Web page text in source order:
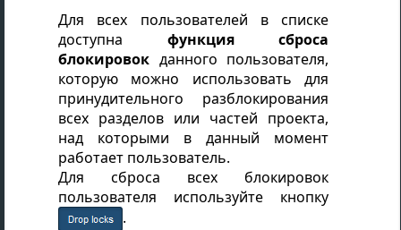
Для всех пользователей в списке
доступна функция сброса
блокировок данного пользователя,
которую можно использовать для
принудительного разблокирования
всех разделов или частей проекта,
над которыми в данный момент
работает пользователь.
Для сброса всех блокировок
пользователя используйте кнопку
.